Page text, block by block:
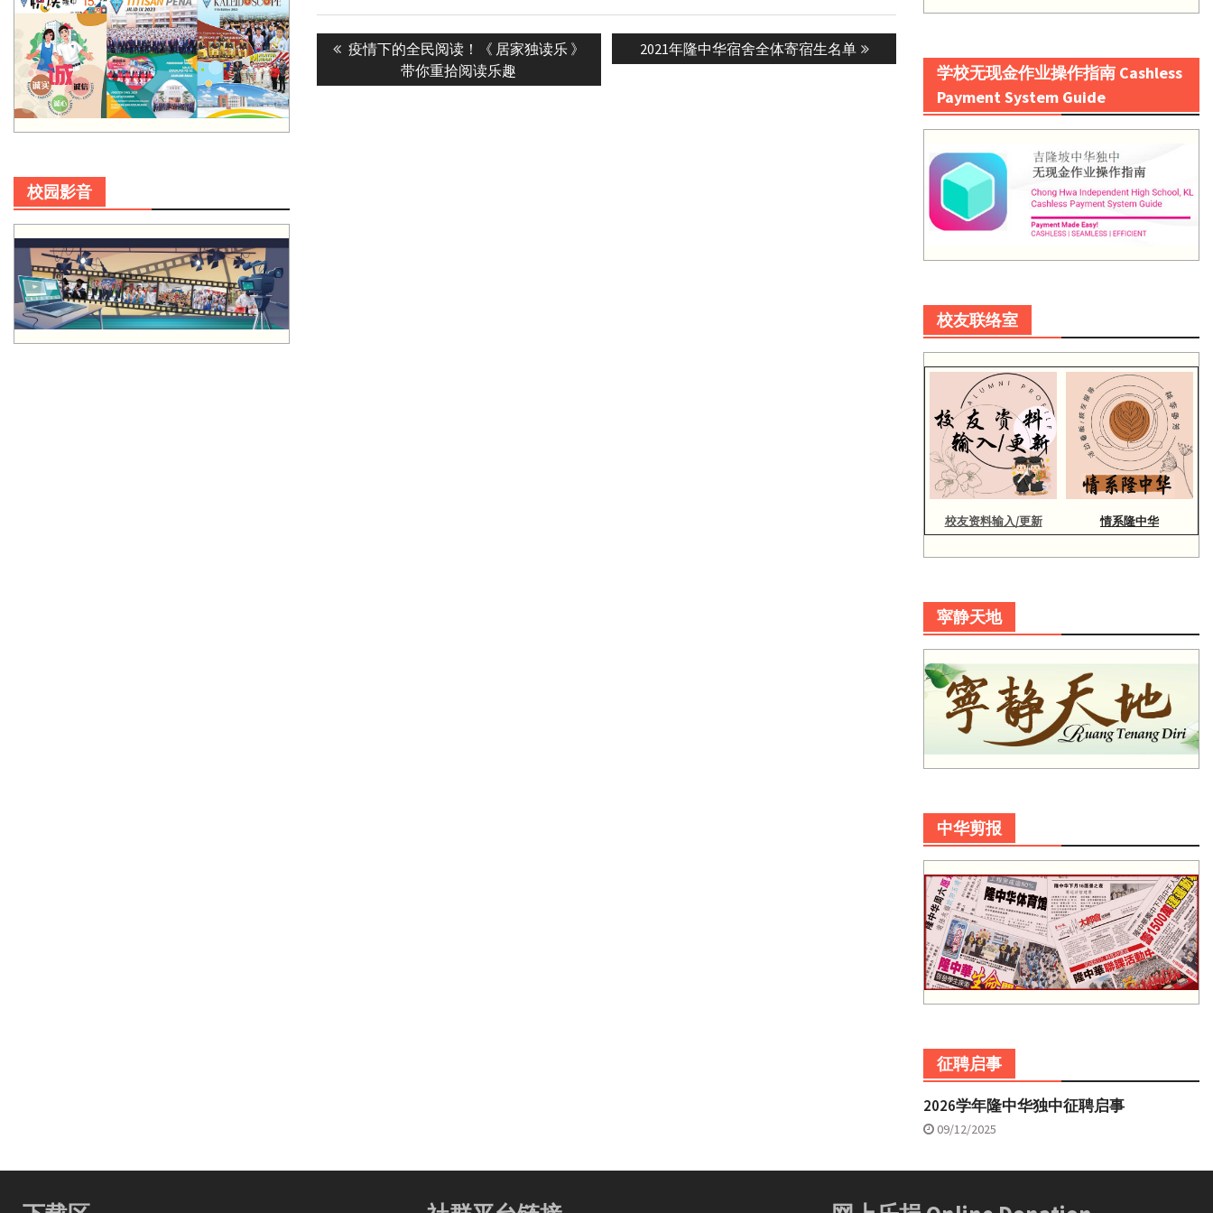
Post
navigation
Previous
疫情下的全民阅读！《 居家独读乐 》
带你重拾阅读乐趣
Next
post:
2021年隆中华宿舍全体寄宿生名单
学校无现金作业操作指南 Cashless
Payment System Guide
校友联络室
校友资料输入/更新 情系隆中华
寜静天地
中华剪报
征聘启事
2026学年隆中华独中征聘启事
09/12/2025
校园影音